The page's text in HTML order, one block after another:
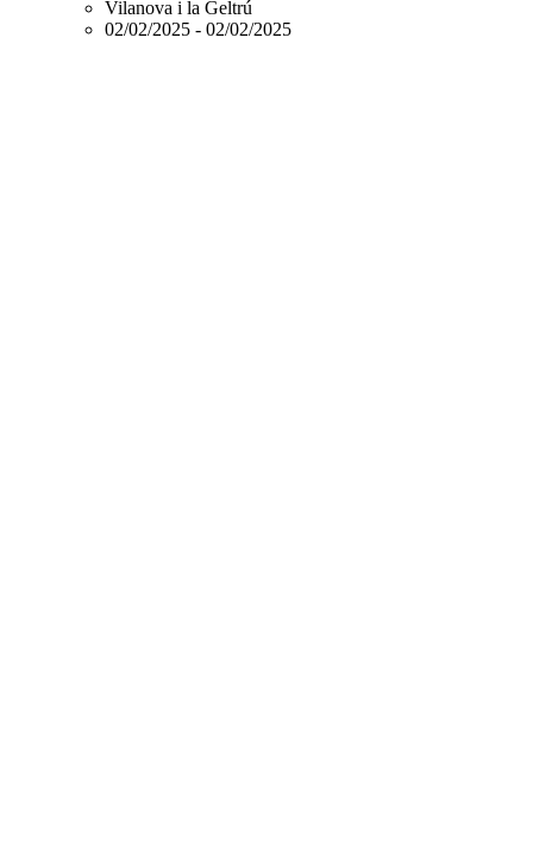
Vilanova i la Geltrú
02/02/2025 - 02/02/2025